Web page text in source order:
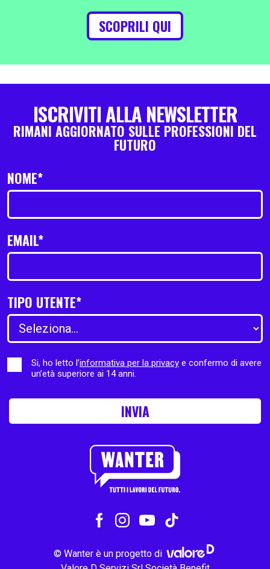
SCOPRILI QUI
ISCRIVITI ALLA NEWSLETTER
RIMANI AGGIORNATO SULLE PROFESSIONI DEL
FUTURO
NOME*
EMAIL*
TIPO UTENTE*
Si, ho letto l’informativa per la privacy e confermo di avere
un’età superiore ai 14 anni.
INVIA
© Wanter è un progetto di